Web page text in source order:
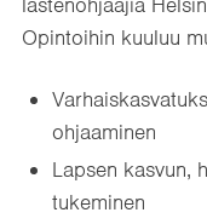
Opintoihin kuuluu
ohjaaminen
Lapsen kasvun,
tukeminen